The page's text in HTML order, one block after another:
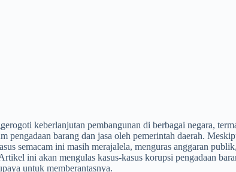
keberlanjutan pembangunan di berbagai negara,
pengadaan barang dan jasa oleh pemerintah daerah.
semacam ini masih merajalela, menguras anggaran
ini akan mengulas kasus-kasus korupsi pengadaan
untuk memberantasnya.